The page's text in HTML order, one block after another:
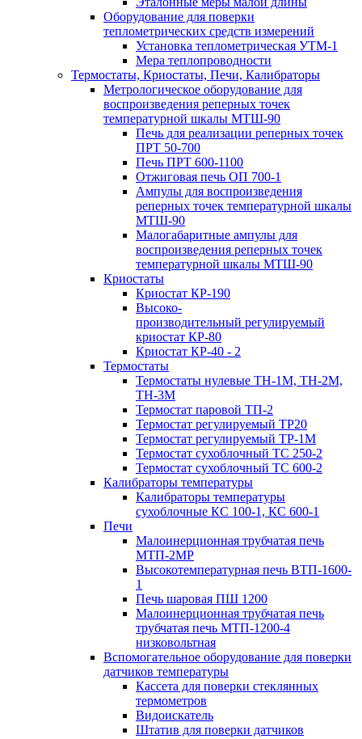
Оборудование для поверки
теплометрических средств измерений
Установка теплометрическая УТМ-1
Мера теплопроводности
Термостаты, Криостаты, Печи, Калибраторы
Метрологическое оборудование для
воспроизведения реперных точек
температурной шкалы МТШ-90
Печь для реализации реперных точек
ПРТ 50-700
Печь ПРТ 600-1100
Отжиговая печь ОП 700-1
Ампулы для воспроизведения
реперных точек температурной шкалы
МТШ-90
Малогабаритные ампулы для
воспроизведения реперных точек
температурной шкалы МТШ-90
Криостаты
Криостат КР-190
Высоко-
производительный регулируемый
криостат КР-80
Криостат КР-40 - 2
Термостаты
Термостаты нулевые ТН-1М, ТН-2М,
ТН-3М
Термостат паровой ТП-2
Термостат регулируемый ТР20
Термостат регулируемый ТР-1М
Термостат сухоблочный ТС 250-2
Термостат сухоблочный ТС 600-2
Калибраторы температуры
Калибраторы температуры
сухоблочные КС 100-1, КС 600-1
Печи
Малоинерционная трубчатая печь
МТП-2МР
Высокотемпературная печь ВТП-1600-
1
Печь шаровая ПШ 1200
Малоинерционная трубчатая печь
трубчатая печь МТП-1200-4
низковольтная
Вспомогательное оборудование для поверки
датчиков температуры
Кассета для поверки стеклянных
термометров
Видоискатель
Штатив для поверки датчиков